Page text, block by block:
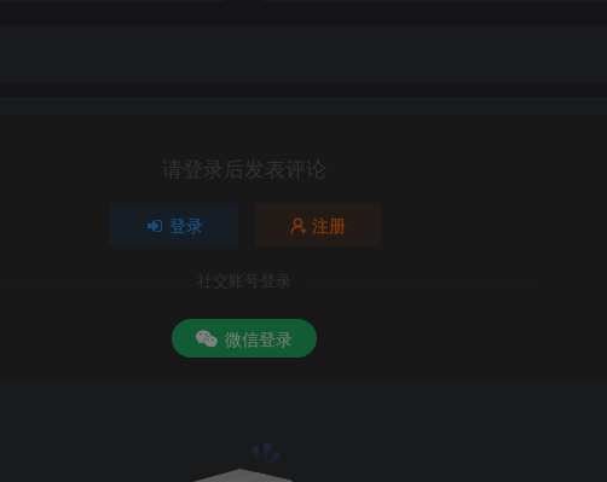
请登录后发表评论
登录 注册
社交账号登录
微信登录